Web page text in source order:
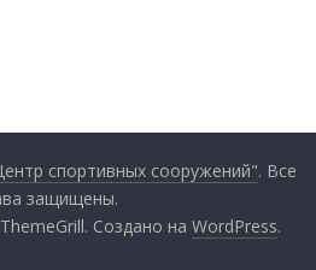
спортивных сооружений". Все
защищены.
Создано наWordPress.